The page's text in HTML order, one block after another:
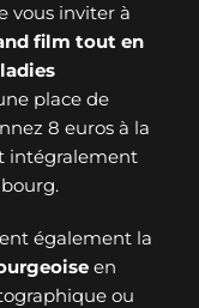
vous inviter à
film tout en
place de
8 euros à la
intégralement
également la
en
ou